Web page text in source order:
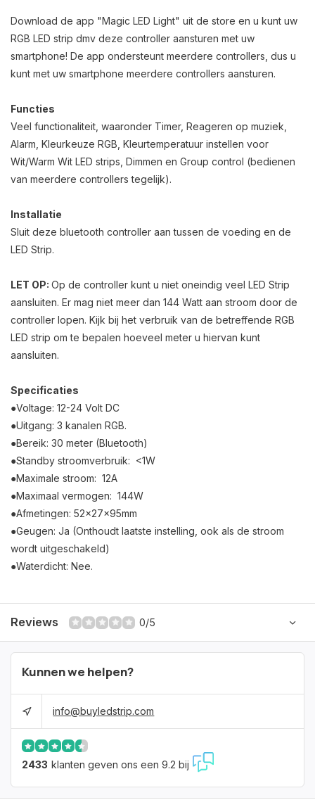
Download de app "Magic LED Light" uit de store en u kunt uw
RGB LED strip dmv deze controller aansturen met uw
smartphone! De app ondersteunt meerdere controllers, dus u
kunt met uw smartphone meerdere controllers aansturen.
Functies
Veel functionaliteit, waaronder Timer, Reageren op muziek,
Alarm, Kleurkeuze RGB, Kleurtemperatuur instellen voor
Wit/Warm Wit LED strips, Dimmen en Group control (bedienen
van meerdere controllers tegelijk).
Installatie
Sluit deze bluetooth controller aan tussen de voeding en de
LED Strip.
LET OP: Op de controller kunt u niet oneindig veel LED Strip
aansluiten. Er mag niet meer dan 144 Watt aan stroom door de
controller lopen. Kijk bij het verbruik van de betreffende RGB
LED strip om te bepalen hoeveel meter u hiervan kunt
aansluiten.
Specificaties
●Voltage: 12-24 Volt DC
●Uitgang: 3 kanalen RGB.
●Bereik: 30 meter (Bluetooth)
●Standby stroomverbruik: <1W
●Maximale stroom: 12A
●Maximaal vermogen: 144W
●Afmetingen: 52x27x95mm
●Geugen: Ja (Onthoudt laatste instelling, ook als de stroom
wordt uitgeschakeld)
●Waterdicht: Nee.
Reviews 0/5
Kunnen we helpen?
info@buyledstrip.com
2433 klanten geven ons een 9.2 bij